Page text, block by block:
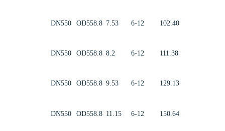
DN550 OD558.8 7.53 6-12 102.40
DN550 OD558.8 8.2 6-12 111.38
DN550 OD558.8 9.53 6-12 129.13
DN550 OD558.8 11.15 6-12 150.64